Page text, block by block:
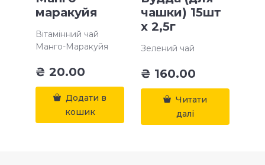
маракуйя
Вітамінний чай
Манго-Маракуйя
₴ 20.00
Додати в
кошик
чашки) 15шт
х 2,5г
Зелений чай
₴ 160.00
Читати
далі